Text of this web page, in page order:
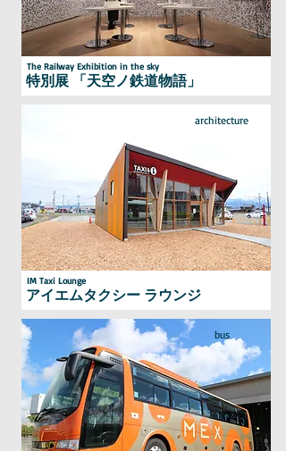
The Railway Exhibition in the sky
特別展 「天空ノ鉄道物語」
architecture
IM Taxi Lounge
アイエムタクシー ラウンジ
bus